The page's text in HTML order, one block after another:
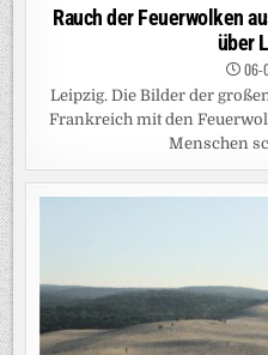
Rauch der Feuerwolken
über
06-
Leipzig. Die Bilder der
Frankreich mit den
Menschen